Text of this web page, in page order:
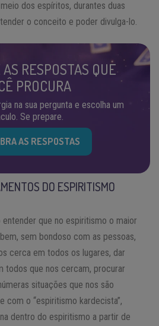
dos espíritos, durantes duas
o conceito e poder divulga-lo.
RESPOSTAS QUE
PROCURA
na sua pergunta e escolha um
Se prepare.
AS RESPOSTAS
DO ESPIRITISMO
que no espiritismo o maior
sem bondoso com as pessoas,
cerca em todos os lugares, dar
todos que nos cercam, procurar
situações que nos são
com o “espiritismo kardecista”,
dentro do espiritismo a partir de